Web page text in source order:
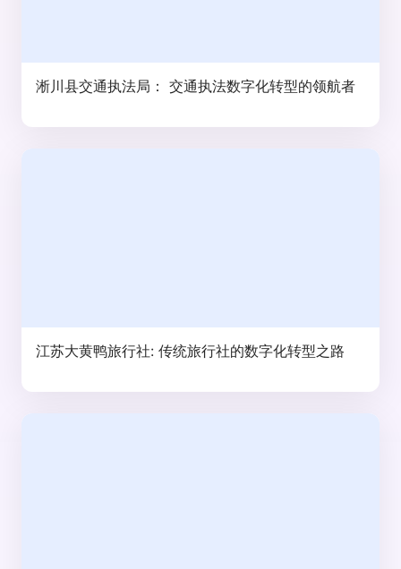
淅川县交通执法局： 交通执法数字化转型的领航者
江苏大黄鸭旅行社: 传统旅行社的数字化转型之路